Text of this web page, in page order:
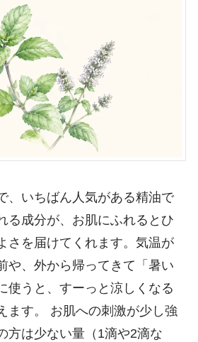
、いちばん人気がある精油で
る成分が、お肌にふれるとひ
さを届けてくれます。気温が
や、外から帰ってきて「暑い
使うと、すーっと涼しくなる
ます。 お肌への刺激が少し強
方は少ない量（1滴や2滴な